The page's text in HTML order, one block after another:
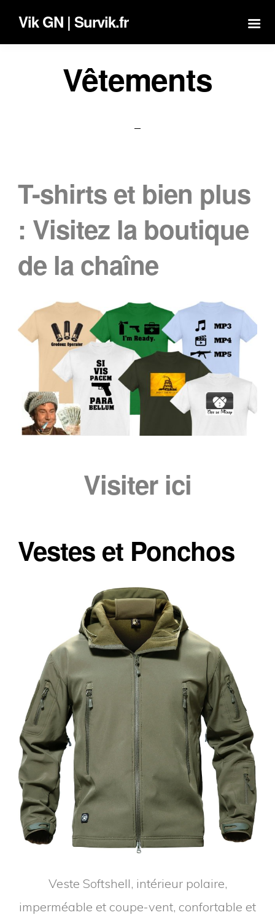
Vik GN | Survik.fr
Vêtements
T-shirts et bien plus
: Visitez la boutique
de la chaîne
Visiter ici
Vestes et Ponchos
Veste Softshell, intérieur polaire,
imperméable et coupe-vent, confortable et